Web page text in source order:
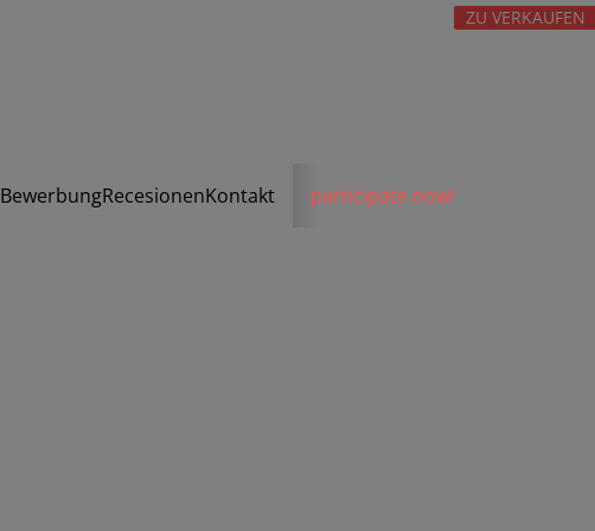
BewerbungRecesionenKontakt participate now!
ZU VERKAUFEN